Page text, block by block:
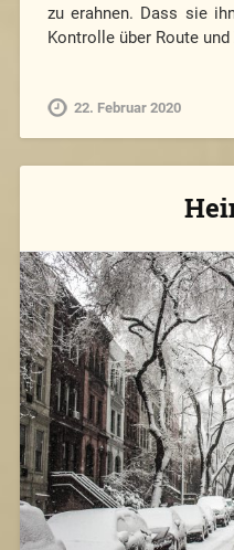
zu erahnen. Dass sie
Kontrolle über Route
22. Februar 2020